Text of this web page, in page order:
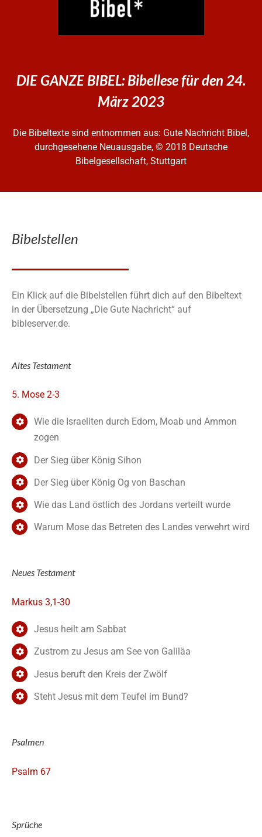
DIE GANZE BIBEL: Bibellese für den 24.
März 2023
Die Bibeltexte sind entnommen aus: Gute Nachricht Bibel,
durchgesehene Neuausgabe, © 2018 Deutsche
Bibelgesellschaft, Stuttgart
Bibelstellen
Ein Klick auf die Bibelstellen führt dich auf den Bibeltext
in der Übersetzung „Die Gute Nachricht“ auf
bibleserver.de.
Altes Testament
5. Mose 2-3
Wie die Israeliten durch Edom, Moab und Ammon
zogen
Der Sieg über König Sihon
Der Sieg über König Og von Baschan
Wie das Land östlich des Jordans verteilt wurde
Warum Mose das Betreten des Landes verwehrt wird
Neues Testament
Markus 3,1-30
Jesus heilt am Sabbat
Zustrom zu Jesus am See von Galiläa
Jesus beruft den Kreis der Zwölf
Steht Jesus mit dem Teufel im Bund?
Psalmen
Psalm 67
Sprüche